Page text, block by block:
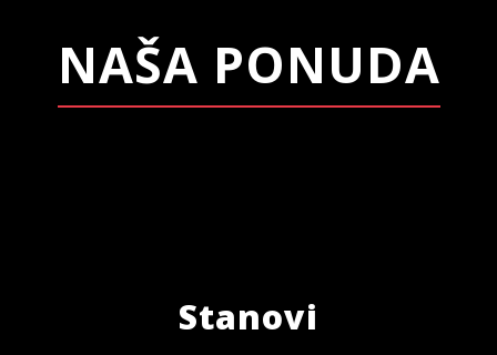
NAŠA PONUDA
Stanovi